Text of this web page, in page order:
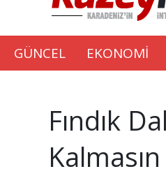
GÜNCEL EKONOMİ
Fındık
Kalmasın